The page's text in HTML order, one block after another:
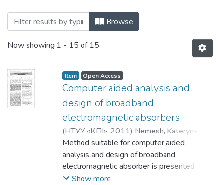
Browsing Электроника и связь:
Browse
Now showing 1 - 15 of 15
Item Open Access
Computer aided analysis and
design of broadband
electromagnetic absorbers
(НТУУ «КПІ», 2011) Nemesh, Kateryna
Kazmirenko, Victor
Method suitable for computer aided
analysis and design of broadband
electromagnetic absorber is presented.
Elements of multilayer structure are
Show more